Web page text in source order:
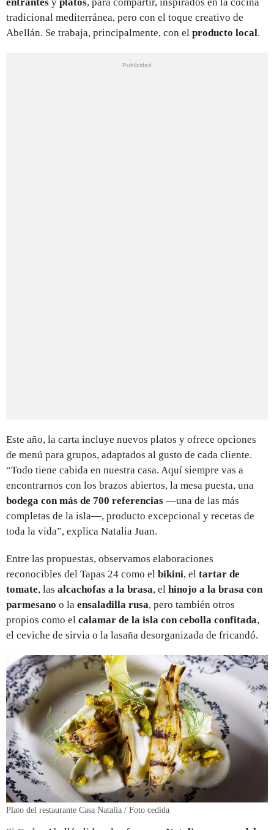
tradicional mediterránea, pero con el toque creativo de
Abellán. Se trabaja, principalmente, con el producto local.
Este año, la carta incluye nuevos platos y ofrece opciones
de menú para grupos, adaptados al gusto de cada cliente.
“Todo tiene cabida en nuestra casa. Aquí siempre vas a
encontrarnos con los brazos abiertos, la mesa puesta, una
bodega con más de 700 referencias —una de las más
completas de la isla—, producto excepcional y recetas de
toda la vida”, explica Natalia Juan.
Entre las propuestas, observamos elaboraciones
reconocibles del Tapas 24 como el bikini, el tartar de
tomate, las alcachofas a la brasa, el hinojo a la brasa con
parmesano o la ensaladilla rusa, pero también otros
propios como el calamar de la isla con cebolla confitada,
el ceviche de sirvia o la lasaña desorganizada de fricandó.
Plato del restaurante Casa Natalia / Foto cedida